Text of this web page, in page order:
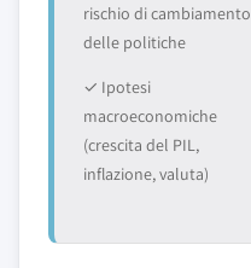
rischio di cambiamento
delle politiche
✓ Ipotesi
macroeconomiche
(crescita del PIL,
inflazione, valuta)